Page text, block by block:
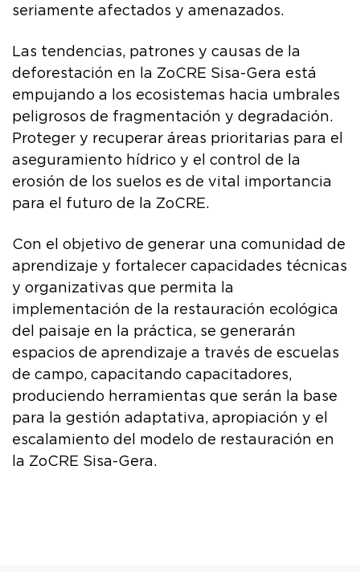
seriamente afectados y amenazados.
Las tendencias, patrones y causas de la
deforestación en la ZoCRE Sisa-Gera está
empujando a los ecosistemas hacia umbrales
peligrosos de fragmentación y degradación.
Proteger y recuperar áreas prioritarias para el
aseguramiento hídrico y el control de la
erosión de los suelos es de vital importancia
para el futuro de la ZoCRE.
Con el objetivo de generar una comunidad de
aprendizaje y fortalecer capacidades técnicas
y organizativas que permita la
implementación de la restauración ecológica
del paisaje en la práctica, se generarán
espacios de aprendizaje a través de escuelas
de campo, capacitando capacitadores,
produciendo herramientas que serán la base
para la gestión adaptativa, apropiación y el
escalamiento del modelo de restauración en
la ZoCRE Sisa-Gera.